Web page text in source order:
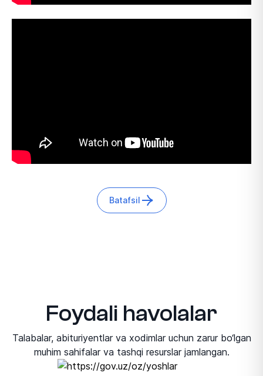
Batafsil
Foydali havolalar
Talabalar, abituriyentlar va xodimlar uchun zarur bo‘lgan
muhim sahifalar va tashqi resurslar jamlangan.